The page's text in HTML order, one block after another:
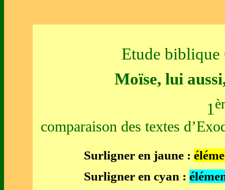
Etude biblique
Moïse, lui
1
comparaison des textes
Surligner en jaune :
Surligner en cyan :